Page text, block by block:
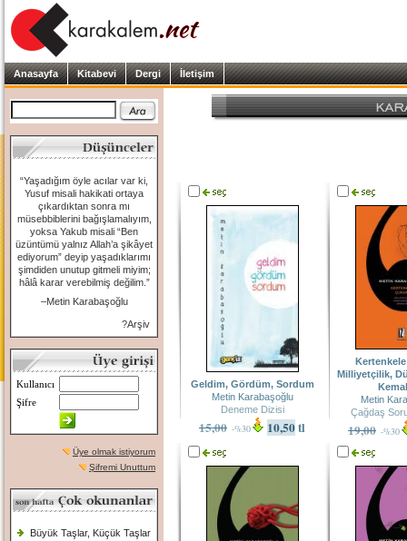
Anasayfa Kitabevi Dergi İletişim
“Yaşadığım öyle acılar var ki,
Yusuf misali hakikati ortaya
çıkardıktan sonra mı
müsebbiblerini bağışlamalıyım,
yoksa Yakub misali “Ben
üzüntümü yalnız Allah’a şikâyet
ediyorum” deyip yaşadıklarımı
şimdiden unutup gitmeli miyim;
hâlâ karar verebilmiş değilim.”
–Metin Karabaşoğlu
?Arşiv
Kullanıcı
Şifre
Üye olmak istiyorum
Şifremi Unuttum
Büyük Taşlar, Küçük Taşlar
Geldim, Gördüm, Sordum
Metin Karabaşoğlu
Deneme Dizisi
15,00 -%30 10,50tl
Milliyetçilik,
Metin
Çağdaş
19,00 -%30